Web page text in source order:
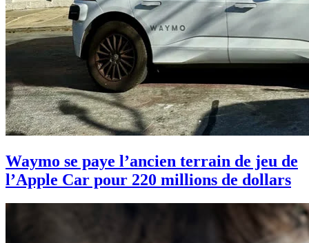
Waymo se paye l’ancien terrain de jeu de
l’Apple Car pour 220 millions de dollars